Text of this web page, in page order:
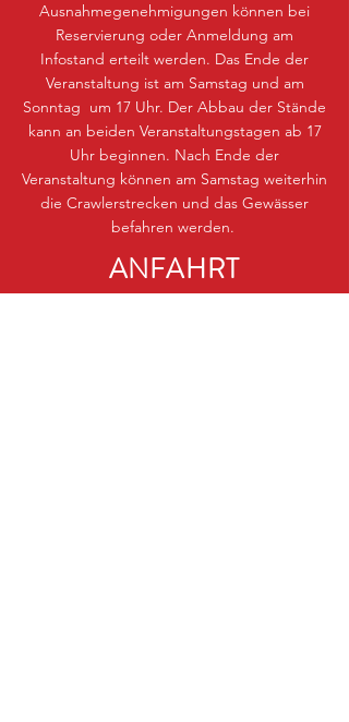
Ausnahmegenehmigungen können bei
Reservierung oder Anmeldung am
Infostand erteilt werden. Das Ende der
Veranstaltung ist am Samstag und am
Sonntag um 17 Uhr. Der Abbau der Stände
kann an beiden Veranstaltungstagen ab 17
Uhr beginnen. Nach Ende der
Veranstaltung können am Samstag weiterhin
die Crawlerstrecken und das Gewässer
befahren werden.
ANFAHRT